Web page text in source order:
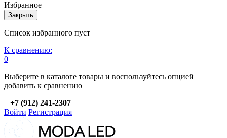
Избранное
Закрыть
Список избранного пуст
К сравнению:
0
Выберите в каталоге товары и воспользуйтесь опцией
добавить к сравнению
+7 (912) 241-2307
Войти Регистрация